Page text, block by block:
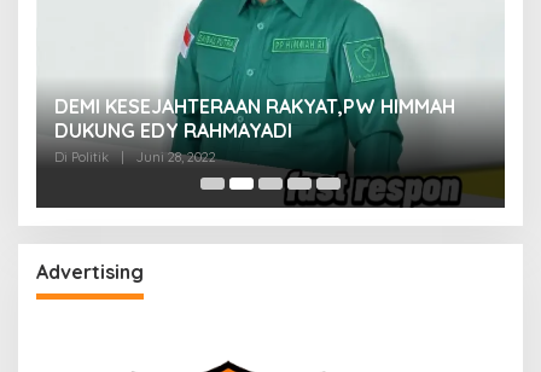
DEMI KESEJAHTERAAN RAKYAT,PW HIMMAH
DUKUNG EDY RAHMAYADI
Di Politik Juni 28, 2022
Advertising